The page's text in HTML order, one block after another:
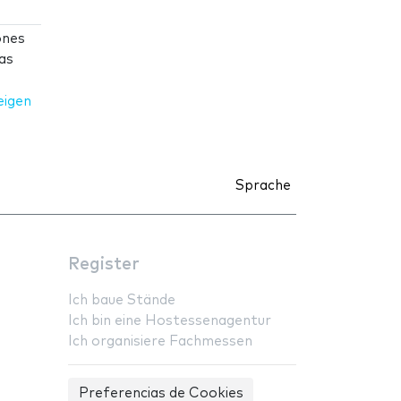
Sprache
Register
Ich baue Stände
Ich bin eine Hostessenagentur
Ich organisiere Fachmessen
Preferencias de Cookies